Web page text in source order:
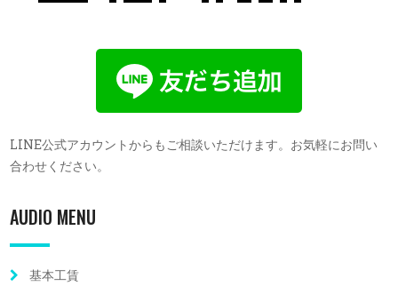
LINE公式アカウントからもご相談いただけます。お気軽にお問い
合わせください。
AUDIO MENU
基本工賃